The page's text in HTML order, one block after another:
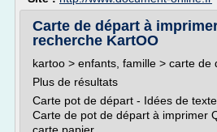
Carte de départ à
recherche KartOO
kartoo > enfants, famille > carte de
Plus de résultats
Carte pot de départ - Idées de
Carte de pot de départ à imprimer